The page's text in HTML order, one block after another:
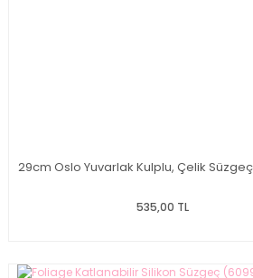
29cm Oslo Yuvarlak Kulplu, Çelik
535,00 TL